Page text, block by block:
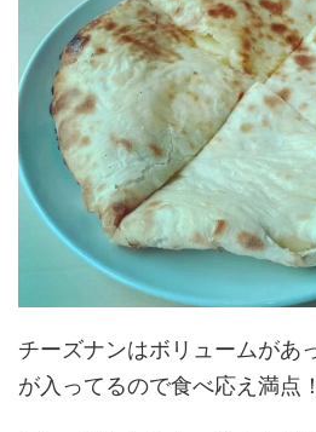
チーズナンはボリュームがあ
が入ってるので食べ応え満点！